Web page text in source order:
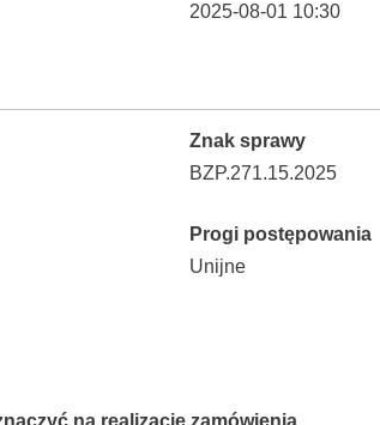
2025-08-01 10:30
Znak sprawy
BZP.271.15.2025
Progi postępowania
Unijne
na realizację zamówienia